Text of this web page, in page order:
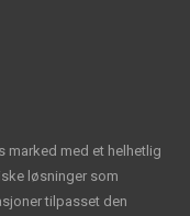
marked med et helhetlig
løsninger som
tilpasset den